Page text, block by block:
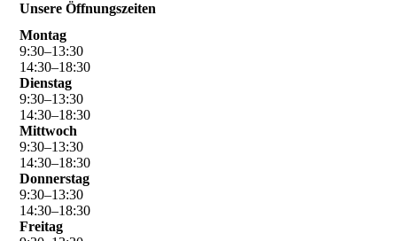
Unsere Öffnungszeiten
Montag
9:30–13:30
14:30–18:30
Dienstag
9:30–13:30
14:30–18:30
Mittwoch
9:30–13:30
14:30–18:30
Donnerstag
9:30–13:30
14:30–18:30
Freitag